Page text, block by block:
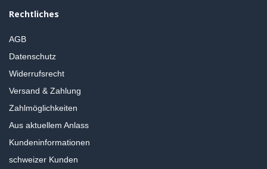
Rechtliches
AGB
Datenschutz
Widerrufsrecht
Versand & Zahlung
Zahlmöglichkeiten
Aus aktuellem Anlass
Kundeninformationen
schweizer Kunden